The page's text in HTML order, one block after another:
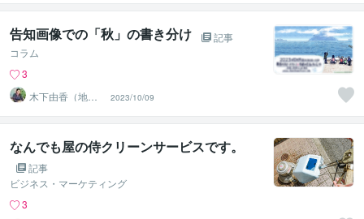
ロ】
告知画像での「秋」の書き分け
記事
コラム
3
木下由香（地域
繋がり手描きデ
ザイナー）
2023/10/09
なんでも屋の侍クリーンサービスです。
記事
ビジネス・マーケティング
3